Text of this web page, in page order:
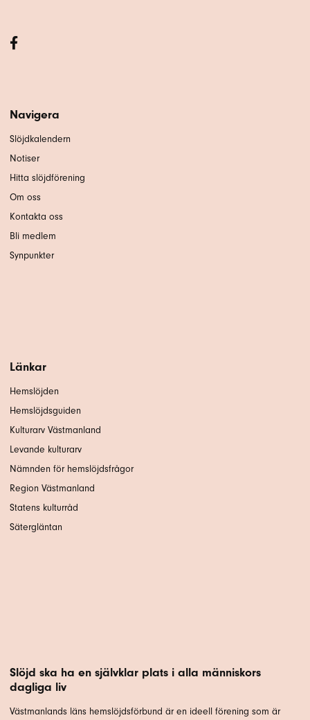
Navigera
Slöjdkalendern
Notiser
Hitta slöjdförening
Om oss
Kontakta oss
Bli medlem
Synpunkter
Länkar
Hemslöjden
Hemslöjdsguiden
Kulturarv Västmanland
Levande kulturarv
Nämnden för hemslöjdsfrågor
Region Västmanland
Statens kulturråd
Sätergläntan
Slöjd ska ha en självklar plats i alla människors
dagliga liv
Västmanlands läns hemslöjdsförbund är en ideell förening som är